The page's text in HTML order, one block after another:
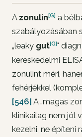
A zonulin[G] a
szabályozásában
„leaky gut[G]"
kereskedelmi
zonulint méri,
fehérjékkel
[546] A „magas
klinikailag nem jól
kezelni, ne építeni